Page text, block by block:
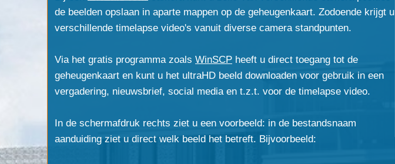
de beelden opslaan in aparte mappen op de geheugenkaart. Zodoende krijgt u
verschillende timelapse video's vanuit diverse camera standpunten.
Via het gratis programma zoals WinSCP heeft u direct toegang tot de
geheugenkaart en kunt u het ultraHD beeld downloaden voor gebruik in een
vergadering, nieuwsbrief, social media en t.z.t. voor de timelapse video.
In de schermafdruk rechts ziet u een voorbeeld: in de bestandsnaam
aanduiding ziet u direct welk beeld het betreft. Bijvoorbeeld: